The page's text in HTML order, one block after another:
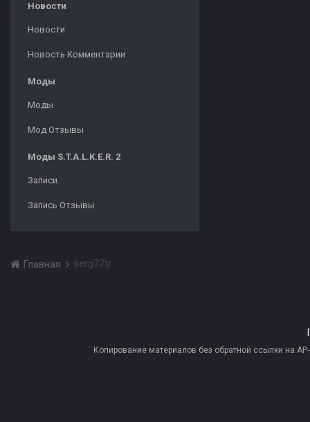
Новости
Новости
Новость Комментарии
Моды
Моды
Мод Отзывы
Моды S.T.A.L.K.E.R. 2
Записи
Запись Отзывы
Главная serg77tr
Копирование материалов без обратной ссылки на